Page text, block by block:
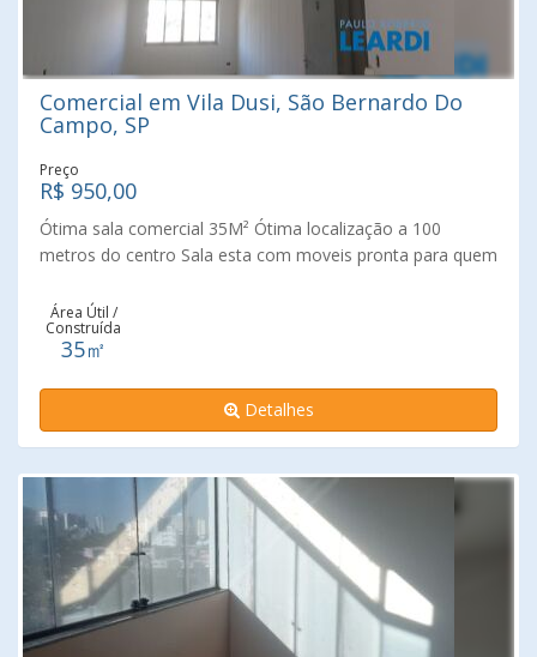
Comercial em Vila Dusi, São Bernardo Do
Campo, SP
Preço
R$ 950,00
Ótima sala comercial 35M² Ótima localização a 100
metros do centro Sala esta com moveis pronta para quem
localização.
Área Útil /
Construída
35㎡
Detalhes